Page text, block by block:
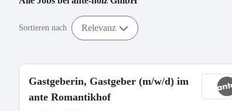
Sortieren nach Relevanz
Gastgeberin, Gastgeber (m/w/d) im
ante Romantikhof